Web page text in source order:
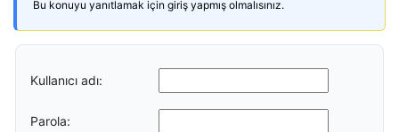
Bu konuyu yanıtlamak için giriş yapmış olmalısınız.
Kullanıcı adı:
Parola: